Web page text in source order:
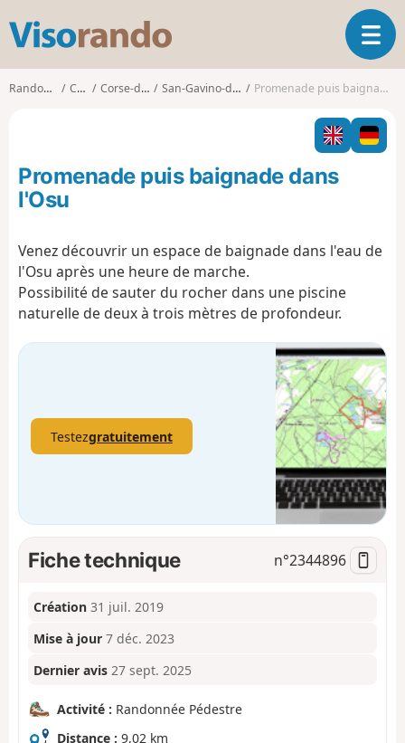
s
o
o
O
u
i
r
l
i
o
n
Randonnées Corse Corse-du-Sud San-Gavino-di-Carbini Promenade puis baignade dans l'Osu
Promenade puis baignade dans
l'Osu
Venez découvrir un espace de baignade dans l'eau de
l'Osu après une heure de marche.
Possibilité de sauter du rocher dans une piscine
naturelle de deux à trois mètres de profondeur.
Testezgratuitement
Fiche technique n°2344896
Création 31 juil. 2019
Mise à jour 7 déc. 2023
Dernier avis 27 sept. 2025
Activité : Randonnée Pédestre
Distance : 9,02 km